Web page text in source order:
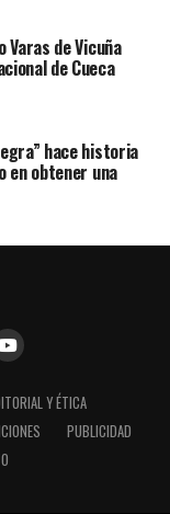
de Vicuña
de Cueca
hace historia
en obtener una
Y ÉTICA
PUBLICIDAD